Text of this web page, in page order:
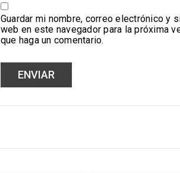
Guardar mi nombre, correo electrónico y
web en este navegador para la próxima
que haga un comentario.